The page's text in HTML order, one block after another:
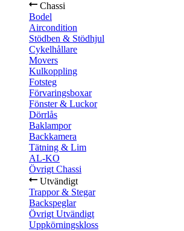
Chassi
Bodel
Aircondition
Stödben & Stödhjul
Cykelhållare
Movers
Kulkoppling
Fotsteg
Förvaringsboxar
Fönster & Luckor
Dörrlås
Baklampor
Backkamera
Tätning & Lim
AL-KO
Övrigt Chassi
Utvändigt
Trappor & Stegar
Backspeglar
Övrigt Utvändigt
Uppkörningskloss